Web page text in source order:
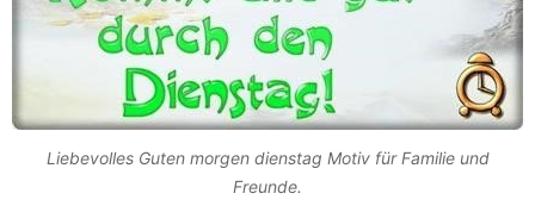
Liebevolles Guten morgen dienstag Motiv für Familie und
Freunde.